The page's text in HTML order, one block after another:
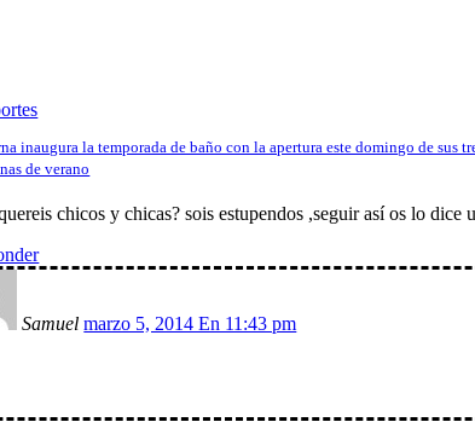
inaugura la temporada de baño con la apertura este domingo de sus
de verano
chicos y chicas? sois estupendos ,seguir así os lo
Samuel marzo 5, 2014 En 11:43 pm